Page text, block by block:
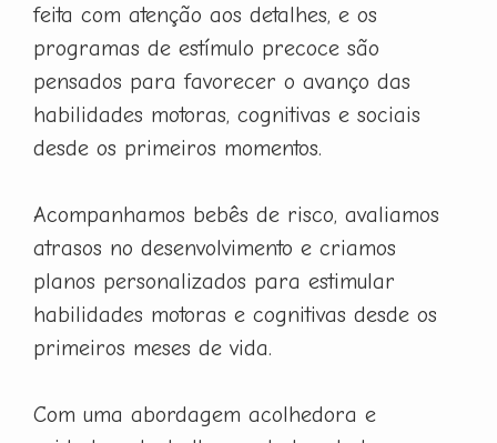
feita com atenção aos detalhes, e os
programas de estímulo precoce são
pensados para favorecer o avanço das
habilidades motoras, cognitivas e sociais
desde os primeiros momentos.
Acompanhamos bebês de risco, avaliamos
atrasos no desenvolvimento e criamos
planos personalizados para estimular
habilidades motoras e cognitivas desde os
primeiros meses de vida.
Com uma abordagem acolhedora e